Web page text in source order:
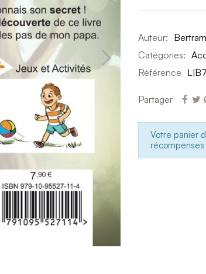
Auteur:
Catégories:
Référence
Partager
Votre panier